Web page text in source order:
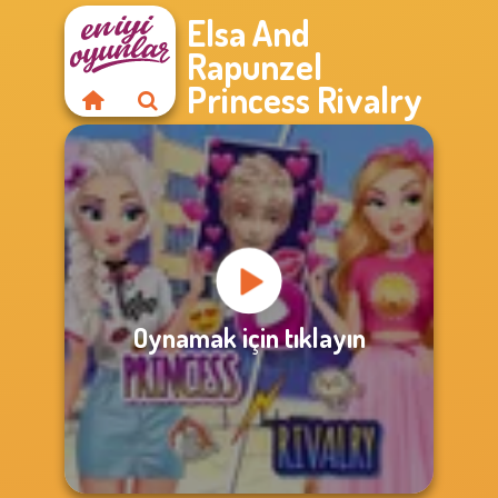
Elsa And
Rapunzel
Princess Rivalry
Oynamak için tıklayın